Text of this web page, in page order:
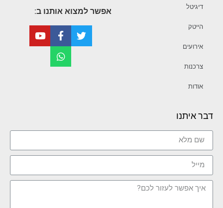
דיגיטל
הייטק
אירועים
צרכנות
אודות
אפשר למצוא אותנו ב:
דבר איתנו